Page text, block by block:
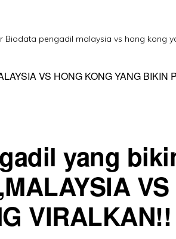
Biodata pengadil malaysia vs hong kong
VS HONG KONG YANG BIKIN
yang
VS
VIRALKAN!!